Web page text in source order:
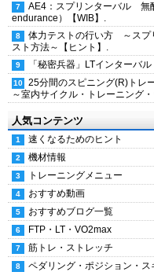
AE4：スプリンターバル 無
endurance）【WIB】.
体力テストの行い方 ～スプ
スト方法～【ヒント】.
「秘密兵器」LTインターバ
25分間のスピニング(R)ト
～室内サイクル・トレーニング
人気コンテンツ
速くなるためのヒント
機材情報
トレーニングメニュー
おすすめ動画
おすすめブログ一覧
FTP・LT・VO2max
筋トレ・ストレッチ
ペダリング・ポジション・ス